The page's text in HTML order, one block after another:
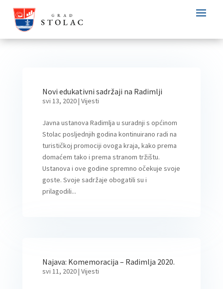
Novi edukativni sadržaji na Radimlji
svi 13, 2020| Vijesti
Javna ustanova Radimlja u suradnji s općinom
Stolac posljednjih godina kontinuirano radi na
turističkoj promociji ovoga kraja, kako prema
domaćem tako i prema stranom tržištu.
Ustanova i ove godine spremno očekuje svoje
goste. Svoje sadržaje obogatili su i
prilagodili...
Najava: Komemoracija – Radimlja 2020.
svi 11, 2020| Vijesti